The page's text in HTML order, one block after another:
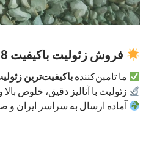
فروش زئولیت باکیفیت 98% سمنان
ما تامین‌کنندهباکیفیت‌ترین
زئولیت با آنالیز دقیق، خلوص
آماده ارسال به سراسر ایران و